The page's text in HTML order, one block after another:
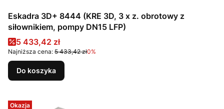
Eskadra 3D+ 8444 (KRE 3D, 3 x z. obrotowy z
siłownikiem, pompy DN15 LFP)
Cena promocyjna
5 433,42 zł
Najniższa cena: 5 433,42 zł0%
Do koszyka
Okazja